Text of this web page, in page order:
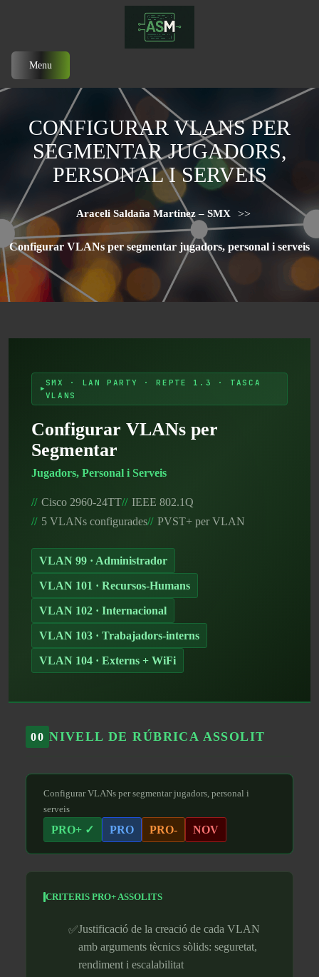
Menu
CONFIGURAR VLANS PER
SEGMENTAR JUGADORS,
PERSONAL I SERVEIS
Araceli Saldaña Martinez – SMX >>
Configurar VLANs per segmentar jugadors, personal i serveis
SMX · LAN PARTY · REPTE 1.3 · TASCA
VLANS
Configurar VLANs per
Segmentar
Jugadors, Personal i Serveis
Cisco 2960-24TT
IEEE 802.1Q
5 VLANs configurades
PVST+ per VLAN
VLAN 99 · Administrador
VLAN 101 · Recursos-Humans
VLAN 102 · Internacional
VLAN 103 · Trabajadors-interns
VLAN 104 · Externs + WiFi
00 NIVELL DE RÚBRICA ASSOLIT
Configurar VLANs per segmentar jugadors, personal i
serveis
PRO+ ✓ PRO PRO- NOV
CRITERIS PRO+ ASSOLITS
Justificació de la creació de cada VLAN
amb arguments tècnics sòlids: seguretat,
rendiment i escalabilitat